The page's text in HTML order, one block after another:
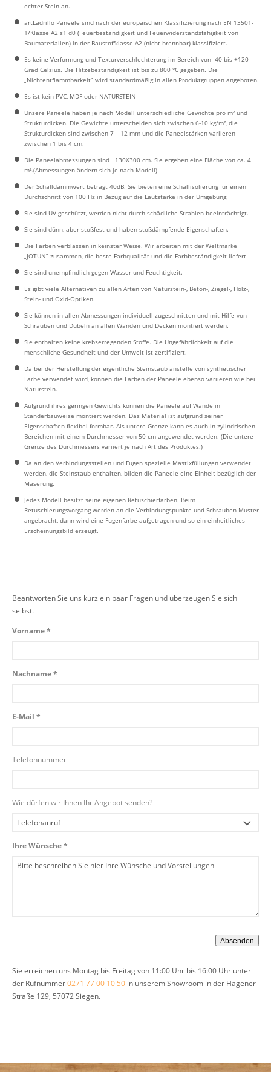
echter Stein an.
artLadrillo Paneele sind nach der europäischen Klassifizierung nach EN 13501-
1/Klasse A2 s1 d0 (Feuerbeständigkeit und Feuerwiderstandsfähigkeit von
Baumaterialien) in der Baustoffklasse A2 (nicht brennbar) klassifiziert.
Es keine Verformung und Texturverschlechterung im Bereich von -40 bis +120
Grad Celsius. Die Hitzebeständigkeit ist bis zu 800 °C gegeben. Die
„Nichtentflammbarkeit” wird standardmäßig in allen Produktgruppen angeboten.
Es ist kein PVC, MDF oder NATURSTEIN
Unsere Paneele haben je nach Modell unterschiedliche Gewichte pro m² und
Strukturdicken. Die Gewichte unterscheiden sich zwischen 6-10 kg/m², die
Strukturdicken sind zwischen 7 – 12 mm und die Paneelstärken variieren
zwischen 1 bis 4 cm.
Die Paneelabmessungen sind ~130X300 cm. Sie ergeben eine Fläche von ca. 4
m².(Abmessungen ändern sich je nach Modell)
Der Schalldämmwert beträgt 40dB. Sie bieten eine Schallisolierung für einen
Durchschnitt von 100 Hz in Bezug auf die Lautstärke in der Umgebung.
Sie sind UV-geschützt, werden nicht durch schädliche Strahlen beeinträchtigt.
Sie sind dünn, aber stoßfest und haben stoßdämpfende Eigenschaften.
Die Farben verblassen in keinster Weise. Wir arbeiten mit der Weltmarke
„JOTUN” zusammen, die beste Farbqualität und die Farbbeständigkeit liefert
Sie sind unempfindlich gegen Wasser und Feuchtigkeit.
Es gibt viele Alternativen zu allen Arten von Naturstein-, Beton-, Ziegel-, Holz-,
Stein- und Oxid-Optiken.
Sie können in allen Abmessungen individuell zugeschnitten und mit Hilfe von
Schrauben und Dübeln an allen Wänden und Decken montiert werden.
Sie enthalten keine krebserregenden Stoffe. Die Ungefährlichkeit auf die
menschliche Gesundheit und der Umwelt ist zertifiziert.
Da bei der Herstellung der eigentliche Steinstaub anstelle von synthetischer
Farbe verwendet wird, können die Farben der Paneele ebenso variieren wie bei
Naturstein.
Aufgrund ihres geringen Gewichts können die Paneele auf Wände in
Ständerbauweise montiert werden. Das Material ist aufgrund seiner
Eigenschaften flexibel formbar. Als untere Grenze kann es auch in zylindrischen
Bereichen mit einem Durchmesser von 50 cm angewendet werden. (Die untere
Grenze des Durchmessers variiert je nach Art des Produktes.)
Da an den Verbindungsstellen und Fugen spezielle Mastixfüllungen verwendet
werden, die Steinstaub enthalten, bilden die Paneele eine Einheit bezüglich der
Maserung.
Jedes Modell besitzt seine eigenen Retuschierfarben. Beim
Retuschierungsvorgang werden an die Verbindungspunkte und Schrauben Muster
angebracht, dann wird eine Fugenfarbe aufgetragen und so ein einheitliches
Erscheinungsbild erzeugt.
Beantworten Sie uns kurz ein paar Fragen und überzeugen Sie sich
selbst.
Vorname *
Nachname *
E-Mail *
Telefonnummer
Wie dürfen wir Ihnen Ihr Angebot senden?
Ihre Wünsche *
Sie erreichen uns Montag bis Freitag von 11:00 Uhr bis 16:00 Uhr unter
der Rufnummer0271 77 00 10 50 in unserem Showroom in der Hagener
Straße 129, 57072 Siegen.